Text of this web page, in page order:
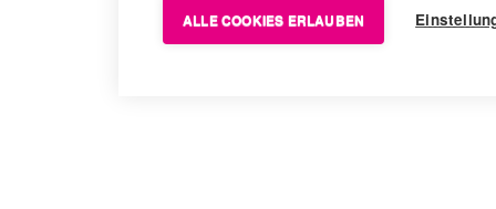
ALLE COOKIES ERLAUBEN